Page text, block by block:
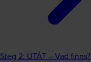
Steg 2: UTÅT – Vad finns?